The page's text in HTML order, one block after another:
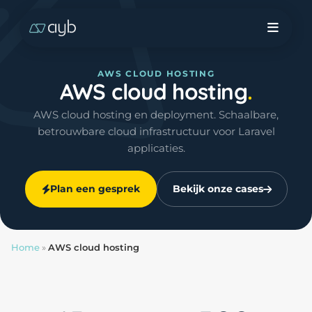
AWS CLOUD HOSTING
AWS cloud hosting
AWS cloud hosting en deployment. Schaalbare,
betrouwbare cloud infrastructuur voor Laravel
applicaties.
Plan een gesprek Bekijk onze cases
Home »AWS cloud hosting